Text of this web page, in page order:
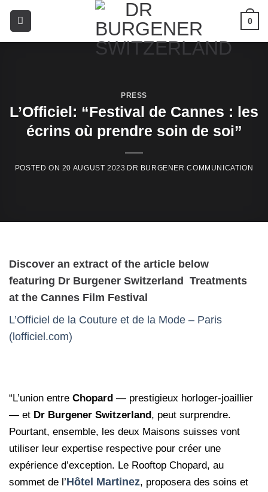
0
PRESS
L’Officiel: “Festival de Cannes : les
écrins où prendre soin de soi”
20 AUGUST 2023
Discover an extract of the article below
featuring Dr Burgener Switzerland Treatments
at the Cannes Film Festival
L’Officiel de la Couture et de la Mode – Paris
(lofficiel.com)
“L’union entre Chopard — prestigieux horloger-joaillier
— et Dr Burgener Switzerland, peut surprendre.
Pourtant, ensemble, les deux Maisons suisses vont
utiliser leur expertise respective pour créer une
expérience d’exception. Le Rooftop Chopard, au
sommet de l’Hôtel Martinez, proposera des soins et